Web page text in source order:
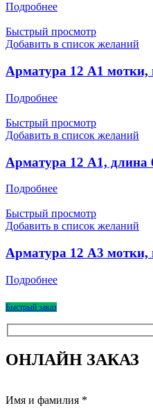
Подробнее
Быстрый просмотр
Добавить в список желаний
Арматура 12 А1 мотки,
Подробнее
Быстрый просмотр
Добавить в список желаний
Арматура 12 А1, длина
Подробнее
Быстрый просмотр
Добавить в список желаний
Арматура 12 А3
Подробнее
Быстрый заказ
ОНЛАЙН ЗАКАЗ
Имя и фамилия *